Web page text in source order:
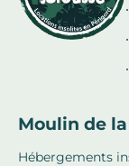
Moulin de
Hébergements